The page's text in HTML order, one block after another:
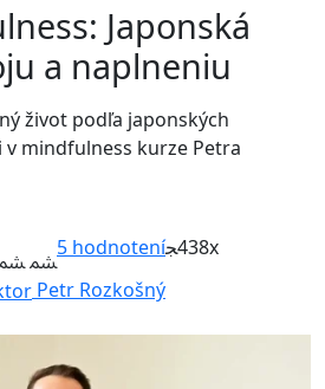
Japonská
a naplneniu
život podľa japonských
mindfulness kurze Petra
5 hodnotení 438x
Petr Rozkošný